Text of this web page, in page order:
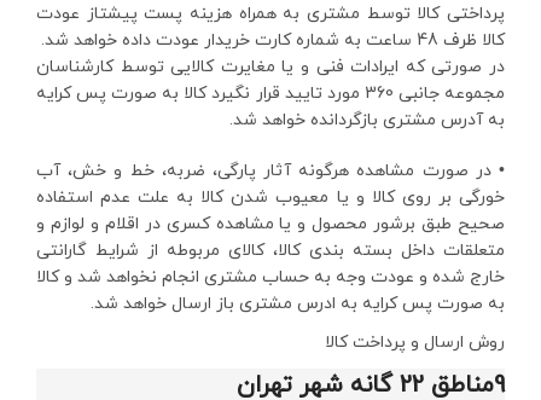
پرداختی کالا توسط مشتری به همراه هزینه پست پیشتاز عودت
کالا ظرف 48 ساعت به شماره کارت خریدار عودت داده خواهد شد.
در صورتی که ایرادات فنی و یا مغایرت کالایی توسط کارشناسان
مجموعه جانبی 360 مورد تایید قرار نگیرد کالا به صورت پس کرایه
به آدرس مشتری بازگردانده خواهد شد.
• در صورت مشاهده هرگونه آثار پارگی، ضربه، خط و خش، آب
خورگی بر روی کالا و یا معیوب شدن کالا به علت عدم استفاده
صحیح طبق برشور محصول و یا مشاهده کسری در اقلام و لوازم و
متعلقات داخل بسته بندی کالا، کالای مربوطه از شرایط گارانتی
خارج شده و عودت وجه به حساب مشتری انجام نخواهد شد و کالا
به صورت پس کرایه به ادرس مشتری باز ارسال خواهد شد.
روش ارسال و پرداخت کالا
9مناطق 22 گانه شهر تهران